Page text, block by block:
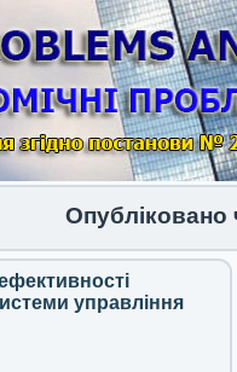
Опубліковано
управління